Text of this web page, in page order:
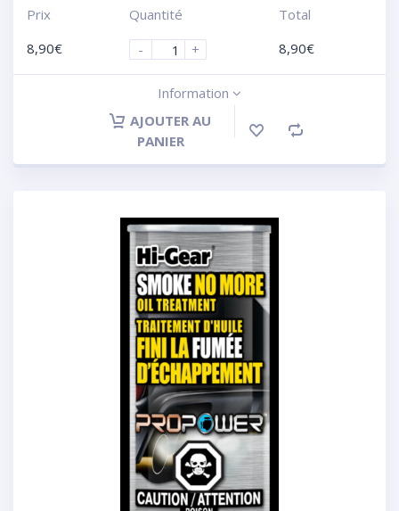
Prix
8,90€
Quantité
-
+
Total
8,90€
Information
AJOUTER AU
PANIER